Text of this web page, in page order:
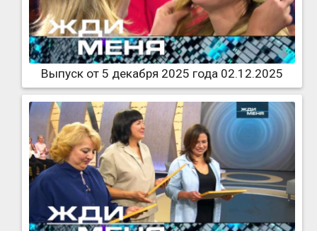
Выпуск от 5 декабря 2025 года 02.12.2025